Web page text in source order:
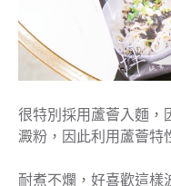
很特別採用蘆薈入麵，
澱粉，因此利用蘆薈特
耐煮不爛，好喜歡這樣